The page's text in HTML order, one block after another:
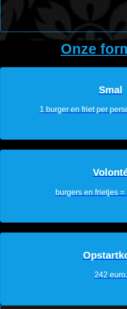
Onze
Smal
1 burger en friet per
burgers en frietjes =
242 euro.